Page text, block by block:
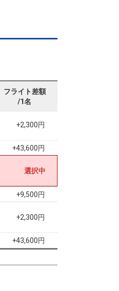
フライト差額
/1名
+2,300円
+11,800円
+2,300円
+43,600円
選択中
+9,500円
+2,300円
+43,600円